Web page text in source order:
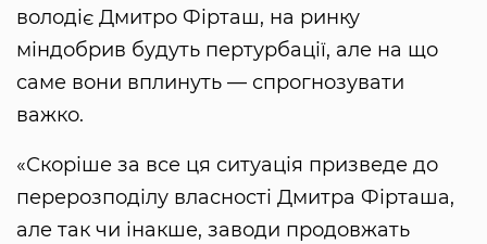
володіє Дмитро Фірташ, на ринку
міндобрив будуть пертурбації, але на що
саме вони вплинуть — спрогнозувати
важко.
«Скоріше за все ця ситуація призведе до
перерозподілу власності Дмитра Фірташа,
але так чи інакше, заводи продовжать